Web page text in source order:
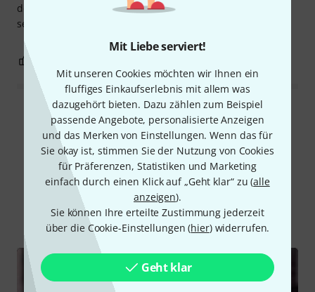
Mit Liebe serviert!
Mit unseren Cookies möchten wir Ihnen ein
fluffiges Einkaufserlebnis mit allem was
dazugehört bieten. Dazu zählen zum Beispiel
passende Angebote, personalisierte Anzeigen
und das Merken von Einstellungen. Wenn das für
Sie okay ist, stimmen Sie der Nutzung von Cookies
für Präferenzen, Statistiken und Marketing
einfach durch einen Klick auf „Geht klar“ zu (alle
anzeigen).
Sie können Ihre erteilte Zustimmung jederzeit
über die Cookie-Einstellungen (hier) widerrufen.
Geht klar
des Mikrofons bin ich mit diesem Produkt in Anbetracht
seines Preises im Großen und Ganzen zufrieden.
Alle Bewertungen lesen
Schon gewusst?
Alle Videos Ratgeber